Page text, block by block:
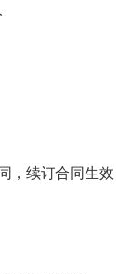
，续订合同生效